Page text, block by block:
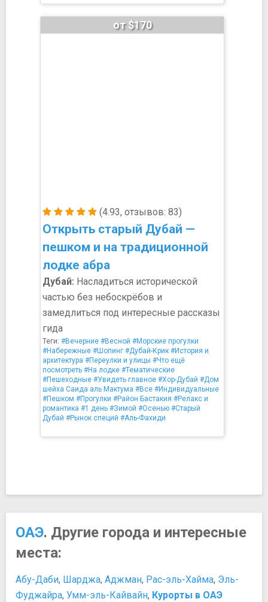
(4.93, отзывов: 83)
Открыть старый Дубай —
пешком и на традиционной
лодке абра
от $170
Дубай: Насладиться исторической
частью без небоскрёбов и
замедлиться под интересные рассказы
гида
Теги: #Вечерние #Весной #Морские прогулки
#Набережные #Шопинг #Дубай-Крик #История и
архитектура #Переулки и улицы #Что ещё
посмотреть #На лодке #Тематические
#Пешеходные #Увидеть главное #Хор-Дубай #Дом
шейха Саида аль Мактума #Все #Индивидуальные
#Пешком #Прогулки #Район Бастакия #Релакс и
романтика #1 день #Зимой #Осенью #Старый
Дубай #Рынок специй #Аль-Фахиди
ОАЭ. Другие города и интересные
места:
Абу-Даби, Шарджа, Аджман, Рас-эль-Хайма, Эль-
Фуджайра, Умм-эль-Кайвайн, Курорты в ОАЭ